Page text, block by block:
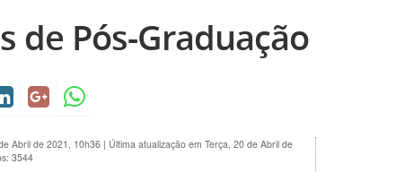
de Pós-Graduação
Abril de 2021, 10h36 | Última atualização em Terça, 20 de Abril de
3544